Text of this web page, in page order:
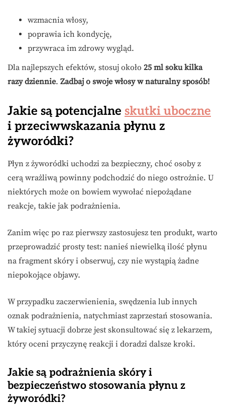
wzmacnia włosy,
poprawia ich kondycję,
przywraca im zdrowy wygląd.
Dla najlepszych efektów, stosuj około 25 ml soku kilka
razy dziennie. Zadbaj o swoje włosy w naturalny sposób!
Jakie są potencjalne skutki uboczne
i przeciwwskazania płynu z
żyworódki?
Płyn z żyworódki uchodzi za bezpieczny, choć osoby z
cerą wrażliwą powinny podchodzić do niego ostrożnie. U
niektórych może on bowiem wywołać niepożądane
reakcje, takie jak podrażnienia.
Zanim więc po raz pierwszy zastosujesz ten produkt, warto
przeprowadzić prosty test: nanieś niewielką ilość płynu
na fragment skóry i obserwuj, czy nie wystąpią żadne
niepokojące objawy.
W przypadku zaczerwienienia, swędzenia lub innych
oznak podrażnienia, natychmiast zaprzestań stosowania.
W takiej sytuacji dobrze jest skonsultować się z lekarzem,
który oceni przyczynę reakcji i doradzi dalsze kroki.
Jakie są podrażnienia skóry i
bezpieczeństwo stosowania płynu z
żyworódki?